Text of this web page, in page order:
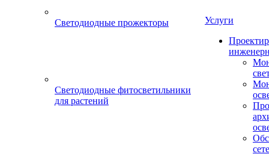
Светодиодные прожекторы
Светодиодные фитосветильники
для растений
Услуги